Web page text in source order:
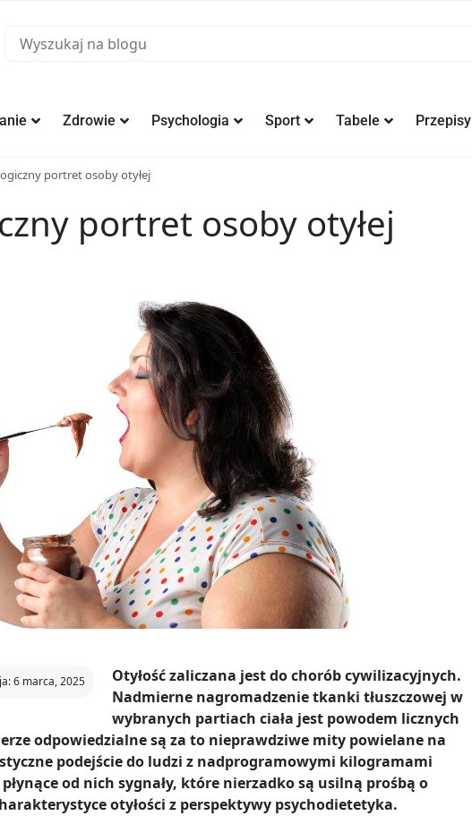
Zdrowie Psychologia Sport Tabele Przepisy
portret osoby otyłej
portret osoby otyłej
6 marca, 2025
Otyłość zaliczana jest do chorób cywilizacyjnych.
Nadmierne nagromadzenie tkanki tłuszczowej w
wybranych partiach ciała jest powodem licznych
odpowiedzialne są za to nieprawdziwe mity powielane na
podejście do ludzi z nadprogramowymi kilogramami
od nich sygnały, które nierzadko są usilną prośbą o
otyłości z perspektywy psychodietetyka.